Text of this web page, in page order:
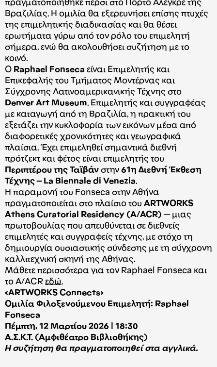
πραγματοποιήθηκε πέρσι στο Πόρτο Αλέγκρε της
Βραζιλίας. Η ομιλία θα εξερευνήσει επίσης πτυχές
της επιμελητικής διαδικασίας και θα θέσει
ερωτήματα γύρω από τον ρόλο του επιμελητή
σήμερα, ενώ θα ακολουθήσει συζήτηση με το
κοινό.
Ο Raphael Fonseca είναι Επιμελητής και
Επικεφαλής του Τμήματος Μοντέρνας και
Σύγχρονης Λατινοαμερικανικής Τέχνης στο
Denver Art Museum. Επιμελητής και συγγραφέας
με καταγωγή από τη Βραζιλία, η πρακτική του
εξετάζει την κυκλοφορία των εικόνων μέσα από
διαφορετικές χρονικότητες και γεωγραφικά
πλαίσια. Έχει επιμεληθεί σημαντικά διεθνή
πρότζεκτ και φέτος είναι επιμελητής του
Περιπτέρου της Ταϊβάν στην 61η Διεθνή Έκθεση
Τέχνης – La Biennale di Venezia.
Η παραμονή του Fonseca στην Αθήνα
πραγματοποιείται στο πλαίσιο του ARTWORKS
Athens Curatorial Residency (A/ACR) — μιας
πρωτοβουλίας που απευθύνεται σε διεθνείς
επιμελητές και συγγραφείς τέχνης, με στόχο τη
δημιουργία ουσιαστικής σύνδεσης με τη σύγχρονη
καλλιτεχνική σκηνή της Αθήνας.
Μάθετε περισσότερα για τον Raphael Fonseca και
το A/ACR εδώ.
<ARTWORKS Connects>
Ομιλία Φιλοξενούμενου Επιμελητή: Raphael
Fonseca
Πέμπτη, 12 Μαρτίου 2026 | 18:30
Α.Σ.Κ.Τ. (Αμφιθέατρο Βιβλιοθήκης)
Η συζήτηση θα πραγματοποιηθεί στα αγγλικά.